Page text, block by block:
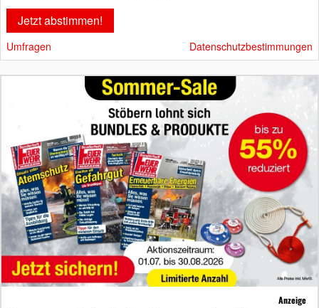
Umfragen Datenschutzbestimmungen
Anzeige